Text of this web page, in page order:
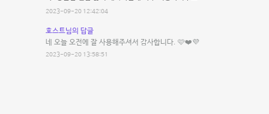
2023-09-20 12:42:04
호스트님의 답글
네 오늘 오전에 잘 사용해주셔서 감사합니다. 🩷❤️💜
2023-09-20 13:58:51